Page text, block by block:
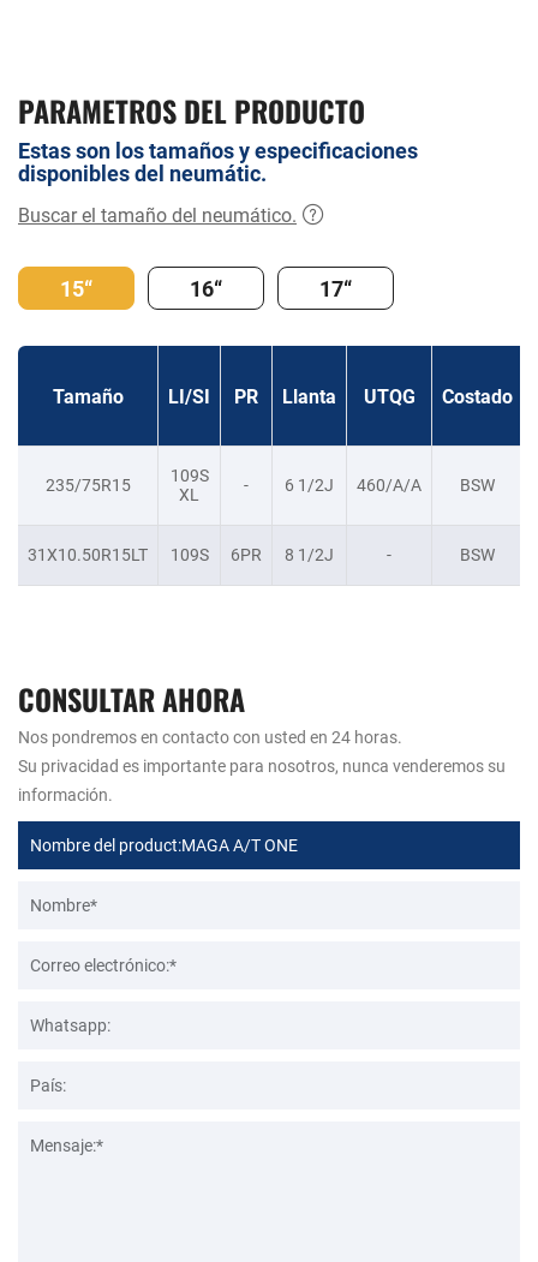
PARAMETROS DEL PRODUCTO
Estas son los tamaños y especificaciones
disponibles del neumátic.
Buscar el tamaño del neumático.
15“ 16“ 17“
Tamaño LI/SI PR Llanta UTQG Costado
235/75R15
109S
XL
- 6 1/2J 460/A/A BSW
31X10.50R15LT 109S 6PR 8 1/2J - BSW
CONSULTAR AHORA
Nos pondremos en contacto con usted en 24 horas.
Su privacidad es importante para nosotros, nunca venderemos su
información.